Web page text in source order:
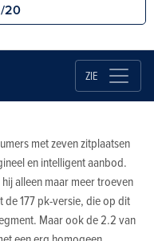
/20
ZIE
met zeven zitplaatsen
en intelligent aanbod.
alleen maar meer troeven
177 pk-versie, die op dit
Maar ook de 2.2 van